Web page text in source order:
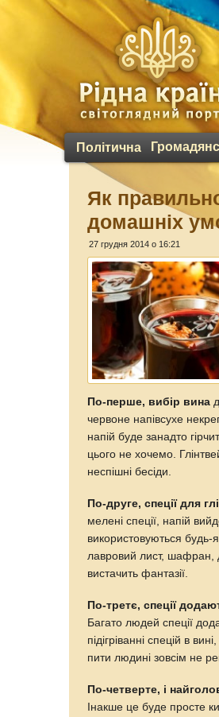
Політична
Як
домашніх
27 грудня 2014 о 16:21
По-перше, вибір вина
червоне напівсухе
напій буде занадто
цього не хочемо.
неспішні бесіди.
По-друге, спеції для
мелені спеції, напій
використовуються будь-
лавровий лист,
вистачить фантазії.
По-третє, спеції
Багато людей спеції
підігріванні спецій в
пити людині зовсім не
По-четверте, і
Інакше це буде просте